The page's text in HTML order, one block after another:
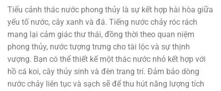
Tiểu cảnh thác nước phong thủy là sự kết hợp hài hòa giữa
yếu tố nước, cây xanh và đá. Tiếng nước chảy róc rách
mang lại cảm giác thư thái, đồng thời theo quan niệm
phong thủy, nước tượng trưng cho tài lộc và sự thịnh
vượng. Bạn có thể thiết kế một thác nước nhỏ kết hợp với
hồ cá koi, cây thủy sinh và đèn trang trí. Đảm bảo dòng
nước chảy liên tục và sạch sẽ để thu hút năng lượng tích